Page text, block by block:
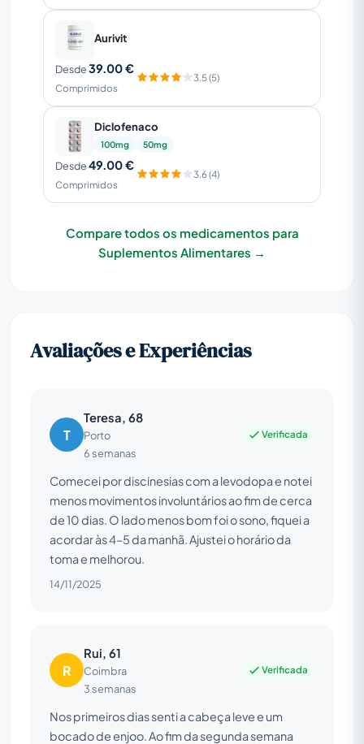
Aurivit
Desde39.00 €
Comprimidos
3.5 (5)
Diclofenaco
100mg 50mg
Desde49.00 €
Comprimidos
3.6 (4)
Compare todos os medicamentos para
Suplementos Alimentares →
Avaliações e Experiências
T
Teresa, 68
Porto
6 semanas
Verificada
Comecei por discinesias com a levodopa e notei
menos movimentos involuntários ao fim de cerca
de 10 dias. O lado menos bom foi o sono, fiquei a
acordar às 4–5 da manhã. Ajustei o horário da
toma e melhorou.
14/11/2025
R
Rui, 61
Coimbra
3 semanas
Verificada
Nos primeiros dias senti a cabeça leve e um
bocado de enjoo. Ao fim da segunda semana